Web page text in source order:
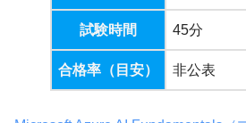
試験時間 45分
合格率（目安） 非公表